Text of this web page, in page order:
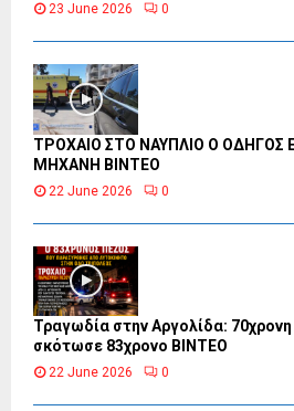
23 June 2026 0
ΤΡΟΧΑΙΟ ΣΤΟ ΝΑΥΠΛΙΟ Ο ΟΔΗΓΟΣ
ΜΗΧΑΝΗ ΒΙΝΤΕΟ
22 June 2026 0
Τραγωδία στην Αργολίδα:
σκότωσε 83χρονο ΒΙΝΤΕΟ
22 June 2026 0